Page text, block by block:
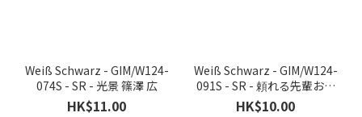
Weiß Schwarz - GIM/W124-
074S - SR - 光景 篠澤 広
HK$11.00
Weiß Schwarz - GIM/W124-
091S - SR - 頼れる先輩お姉
さん 姫崎莉波
HK$10.00